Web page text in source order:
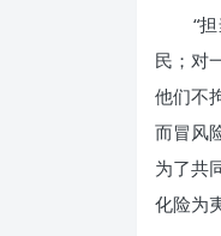
“
民；对
他们不
而冒风
为了共
化险为